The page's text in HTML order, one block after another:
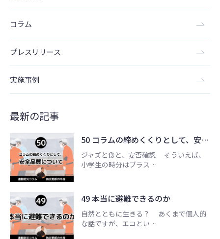
コラム
プレスリリース
実施事例
最新の記事
50 コラムの締めくくりとして、安…
ジャズと食と、安否確認 そういえば、
小学生の時分はブラス…
49 本当に避難できるのか
自然とともに生きる？ あくまで個人的
な話ですが、エコとい…